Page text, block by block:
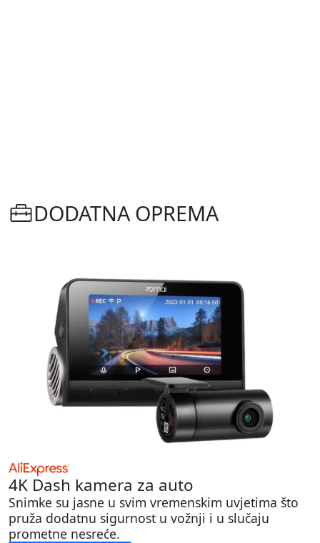
DODATNA OPREMA
4K Dash kamera za auto
Snimke su jasne u svim vremenskim uvjetima što
pruža dodatnu sigurnost u vožnji i u slučaju
prometne nesreće.